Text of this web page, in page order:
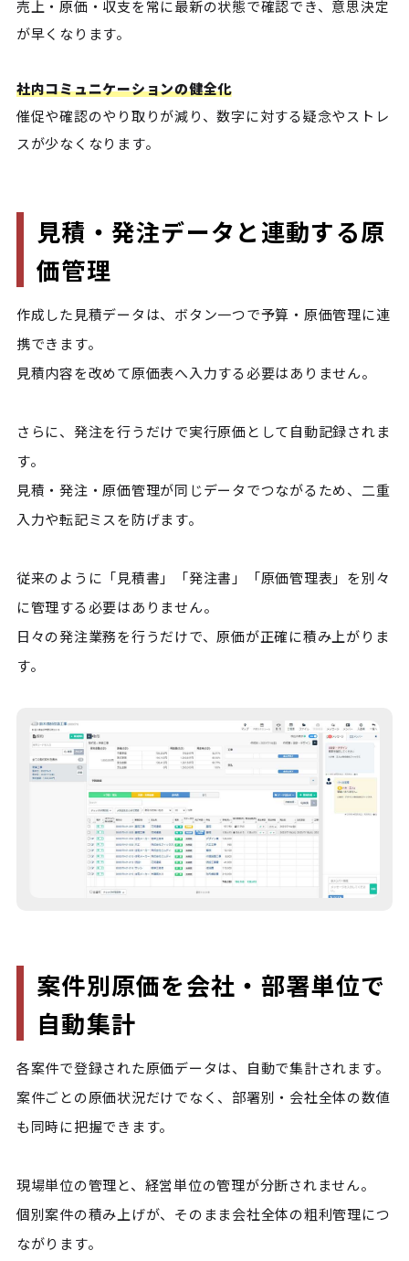
売上・原価・収支を常に最新の状態で確認でき、意思決定
が早くなります。
社内コミュニケーションの健全化
催促や確認のやり取りが減り、数字に対する疑念やストレ
スが少なくなります。
見積・発注データと連動する原
価管理
作成した見積データは、ボタン一つで予算・原価管理に連
携できます。
見積内容を改めて原価表へ入力する必要はありません。
さらに、発注を行うだけで実行原価として自動記録されま
す。
見積・発注・原価管理が同じデータでつながるため、二重
入力や転記ミスを防げます。
従来のように「見積書」「発注書」「原価管理表」を別々
に管理する必要はありません。
日々の発注業務を行うだけで、原価が正確に積み上がりま
す。
案件別原価を会社・部署単位で
自動集計
各案件で登録された原価データは、自動で集計されます。
案件ごとの原価状況だけでなく、部署別・会社全体の数値
も同時に把握できます。
現場単位の管理と、経営単位の管理が分断されません。
個別案件の積み上げが、そのまま会社全体の粗利管理につ
ながります。